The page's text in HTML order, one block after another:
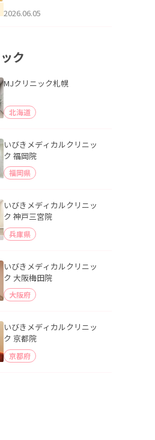
ッズの肌悩みに本気で答え
2026.06.05
ク
MJクリニック札幌
北海道
いびきメディカルクリニッ
ク 福岡院
福岡県
いびきメディカルクリニッ
ク 神戸三宮院
兵庫県
いびきメディカルクリニッ
ク 大阪梅田院
大阪府
いびきメディカルクリニッ
ク 京都院
京都府